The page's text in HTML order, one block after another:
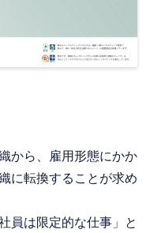
から、雇用形態にかか
に転換することが求め
員は限定的な仕事」と